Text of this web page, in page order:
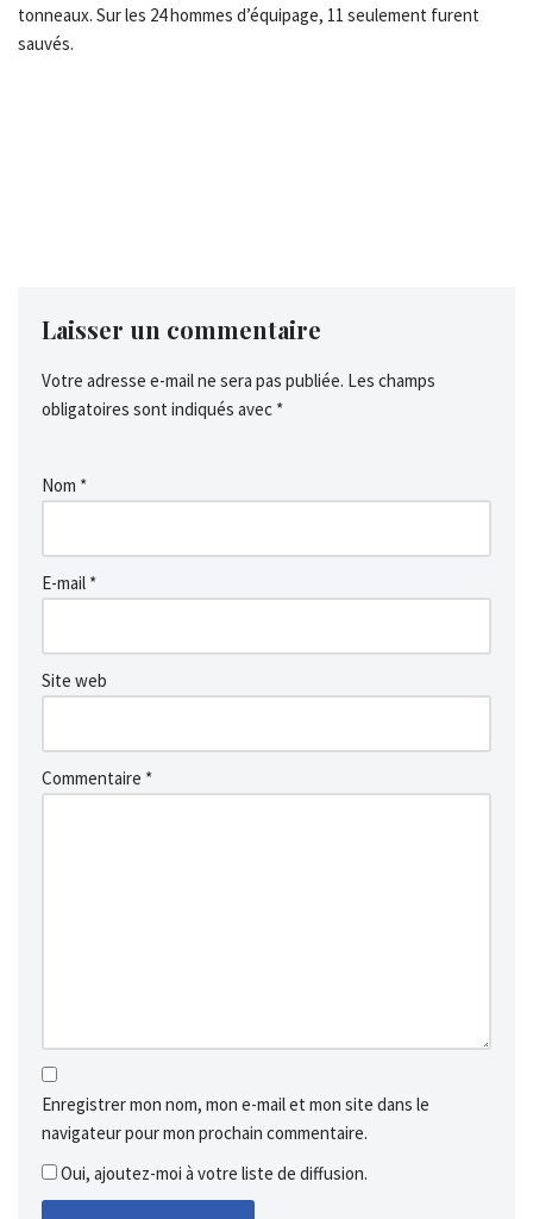
tonneaux. Sur les 24 hommes d’équipage, 11 seulement furent
sauvés.
Laisser un commentaire
Votre adresse e-mail ne sera pas publiée. Les champs
obligatoires sont indiqués avec *
Nom *
E-mail *
Site web
Commentaire *
Enregistrer mon nom, mon e-mail et mon site dans le
navigateur pour mon prochain commentaire.
Oui, ajoutez-moi à votre liste de diffusion.